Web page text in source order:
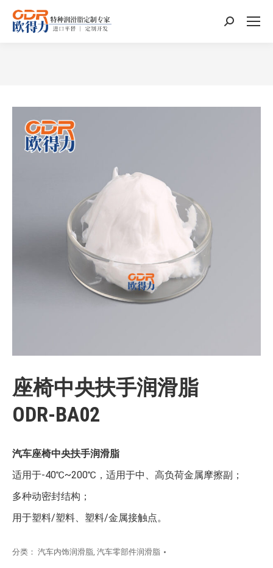
搜
座椅中央扶手润滑脂
ODR-BA02
汽车座椅中央扶手润滑脂
适用于-40℃~200℃，适用于中、高负荷金属摩擦副；
多种动密封结构；
用于塑料/塑料、塑料/金属接触点。
分类： 汽车内饰润滑脂, 汽车零部件润滑脂